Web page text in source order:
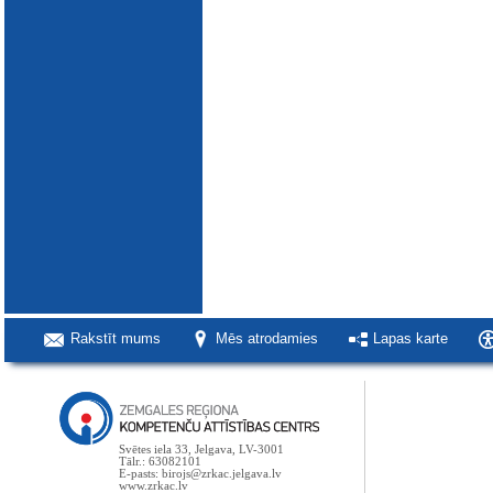
Rakstīt mums Mēs atrodamies Lapas karte
Svētes iela 33, Jelgava, LV-3001
Tālr.: 63082101
E-pasts: birojs@zrkac.jelgava.lv
www.zrkac.lv